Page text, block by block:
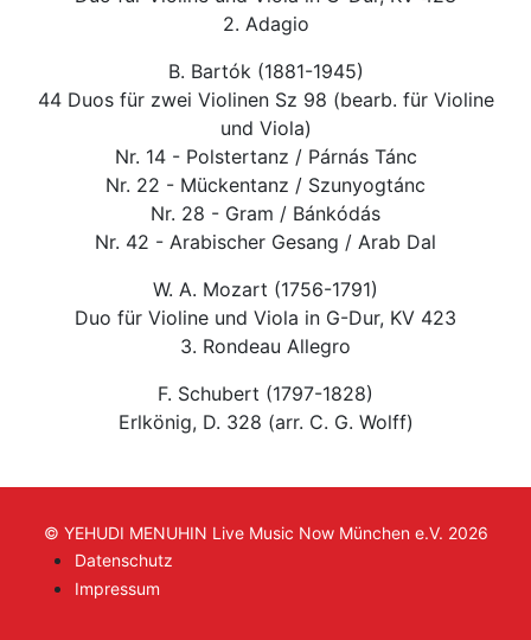
2. Adagio
B. Bartók (1881-1945)
44 Duos für zwei Violinen Sz 98 (bearb. für Violine
und Viola)
Nr. 14 - Polstertanz / Párnás Tánc
Nr. 22 - Mückentanz / Szunyogtánc
Nr. 28 - Gram / Bánkódás
Nr. 42 - Arabischer Gesang / Arab Dal
W. A. Mozart (1756-1791)
Duo für Violine und Viola in G-Dur, KV 423
3. Rondeau Allegro
F. Schubert (1797-1828)
Erlkönig, D. 328 (arr. C. G. Wolff)
© YEHUDI MENUHIN Live Music Now München e.V. 2026
Datenschutz
Impressum